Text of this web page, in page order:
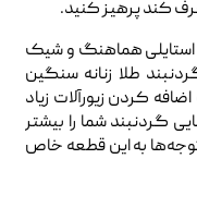
کند پرهیز کنید.
استایلی هماهنگ و شیک
طلا زنانه سنگین
کردن زیورآلات زیاد
گردنبند شما را بیشتر
به این قطعه خاص